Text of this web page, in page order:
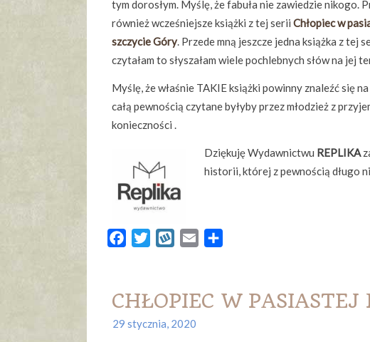
tym dorosłym. Myślę, że fabuła nie zawiedzie nikogo.
również wcześniejsze książki z tej serii Chłopiec w
szczycie Góry. Przede mną jeszcze jedna książka z tej
czytałam to słyszałam wiele pochlebnych słów na jej
Myślę, że właśnie TAKIE książki powinny znaleźć się
całą pewnością czytane byłyby przez młodzież z
konieczności .
Dziękuję Wydawnictwu REPLIKA
historii, której z pewnością długo
FacebookTwitterWykopEmail
CHŁOPIEC W
29 stycznia, 2020